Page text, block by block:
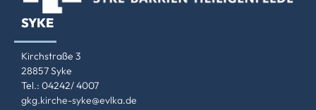
SYKE
Kirchstraße 3
28857 Syke
Tel.: 04242/ 4007
gkg.kirche-syke@evlka.de